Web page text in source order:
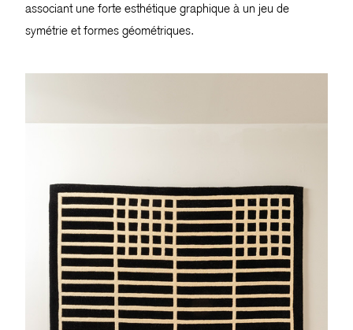
associant une forte esthétique graphique à un jeu de
symétrie et formes géométriques.